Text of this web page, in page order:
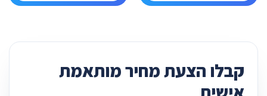
קבלו הצעת מחיר מותאמת